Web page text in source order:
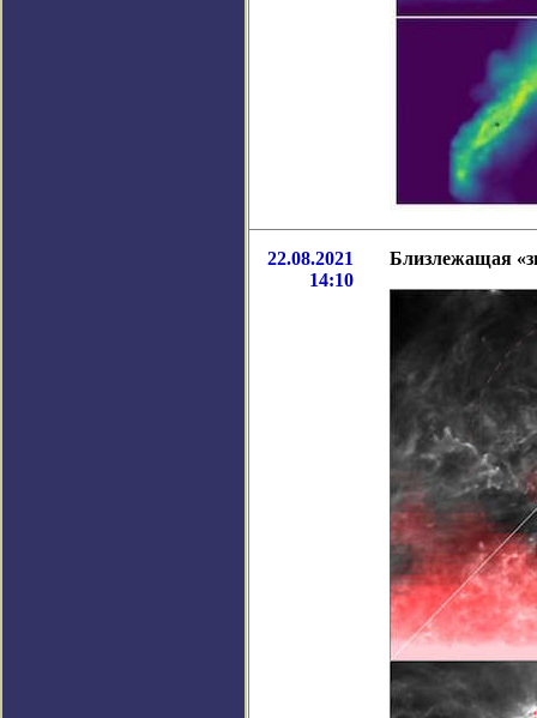
22.08.2021
14:10
Близлежащая